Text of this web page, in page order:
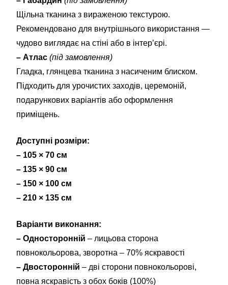
Щільна тканина з вираженою текстурою.
Рекомендовано для внутрішнього використання —
чудово виглядає на стіні або в інтер’єрі.
– Атлас (під замовлення)
Гладка, глянцева тканина з насиченим блиском.
Підходить для урочистих заходів, церемоній,
подарункових варіантів або оформлення
приміщень.
Доступні розміри:
– 105 × 70 см
– 135 × 90 см
– 150 × 100 см
– 210 × 135 см
Варіанти виконання:
– Односторонній – лицьова сторона
повнокольорова, зворотна – 70% яскравості
– Двосторонній – дві сторони повнокольорові,
повна яскравість з обох боків (100%)